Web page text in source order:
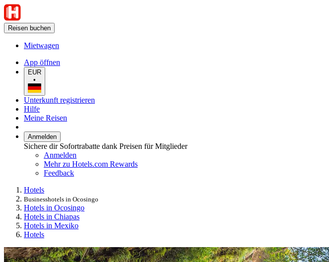
Reisen buchen
Mietwagen
App öffnen
EUR
•
Unterkunft registrieren
Hilfe
Meine Reisen
Anmelden
Sichere dir Sofortrabatte dank Preisen für Mitglieder
Anmelden
Mehr zu Hotels.com Rewards
Feedback
Hotels
Businesshotels in Ocosingo
Hotels in Ocosingo
Hotels in Chiapas
Hotels in Mexiko
Hotels